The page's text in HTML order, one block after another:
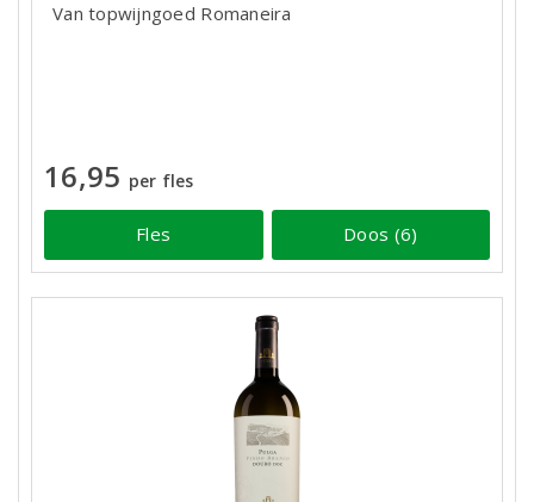
Van topwijngoed Romaneira
16,95 per fles
Fles Doos (6)